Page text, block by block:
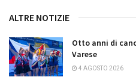
ALTRE NOTIZIE
Otto anni di
Varese
4 AGOSTO 2026